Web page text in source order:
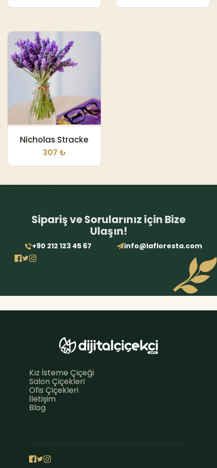
Nicholas Stracke
307 ₺
Sipariş ve Sorularınız için Bize
Ulaşın!
+90 212 123 45 67 info@lafloresta.com
Kız İsteme Çiçeği
Salon Çiçekleri
Ofis Çiçekleri
İletişim
Blog